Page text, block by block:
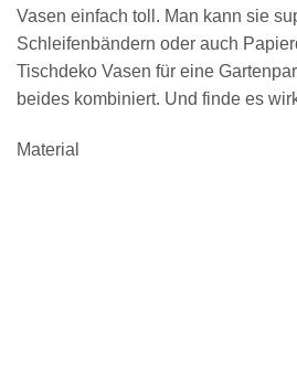
Vasen einfach toll. Man kann sie
Schleifenbändern oder auch
Tischdeko Vasen für eine
beides kombiniert. Und finde es
Material